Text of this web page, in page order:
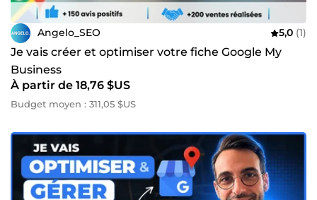
Angelo_SEO 5,0 (1)
Je vais créer et optimiser votre fiche Google My
Business
À partir de 18,76 $US
Budget moyen : 311,05 $US